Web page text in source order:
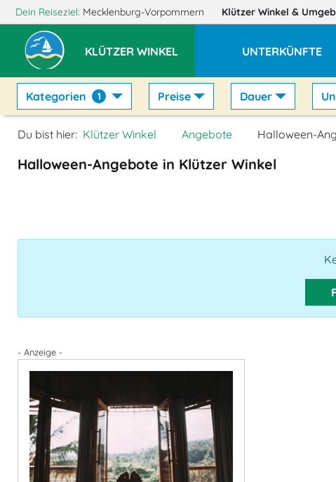
Dein Reiseziel: Mecklenburg-Vorpommern Klützer Winkel &
KLÜTZER WINKEL UNTERKÜNFTE
Kategorien 1 Preise Dauer
Du bist hier: Klützer Winkel Angebote Halloween-
Halloween-Angebote in Klützer Winkel
- Anzeige -